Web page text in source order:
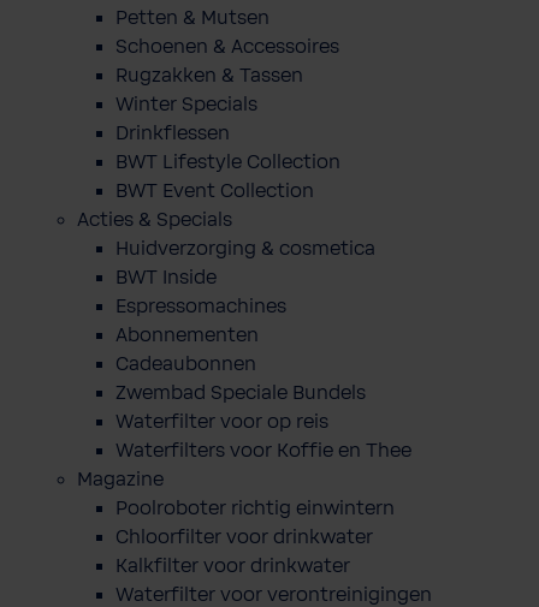
Petten & Mutsen
Schoenen & Accessoires
Rugzakken & Tassen
Winter Specials
Drinkflessen
BWT Lifestyle Collection
BWT Event Collection
Acties & Specials
Huidverzorging & cosmetica
BWT Inside
Espressomachines
Abonnementen
Cadeaubonnen
Zwembad Speciale Bundels
Waterfilter voor op reis
Waterfilters voor Koffie en Thee
Magazine
Poolroboter richtig einwintern
Chloorfilter voor drinkwater
Kalkfilter voor drinkwater
Waterfilter voor verontreinigingen